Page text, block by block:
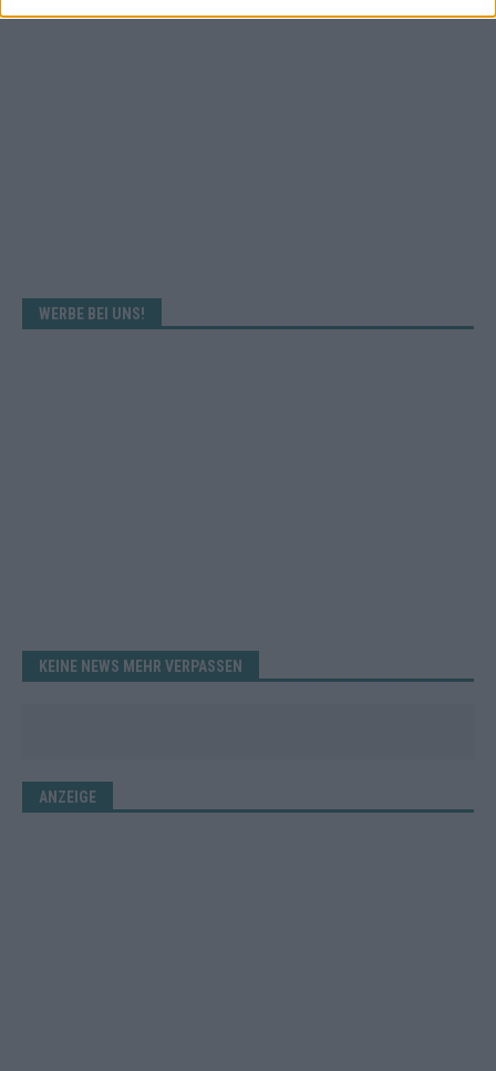
WERBE BEI UNS!
KEINE NEWS MEHR VERPASSEN
ANZEIGE